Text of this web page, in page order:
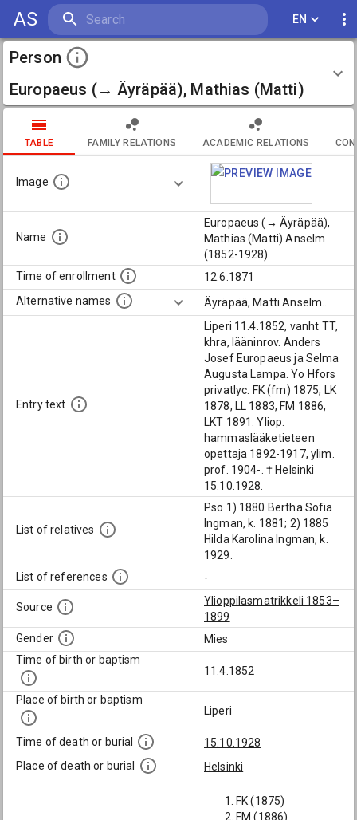
AS EN
Person
Europaeus (→ Äyräpää), Mathias (Matti)
Anselm (1852-1928)
TABLE FAMILY RELATIONS ACADEMIC RELATIONS
Image
Name
Europaeus (→ Äyräpää),
Mathias (Matti) Anselm
(1852-1928)
Time of enrollment
12.6.1871
Alternative names
Äyräpää, Matti Anselm
Entry text
Liperi 11.4.1852, vanht TT,
khra, lääninrov. Anders
Josef Europaeus ja Selma
Augusta Lampa. Yo Hfors
privatlyc. FK (fm) 1875, LK
1878, LL 1883, FM 1886,
LKT 1891. Yliop.
hammaslääketieteen
opettaja 1892-1917, ylim.
prof. 1904-. † Helsinki
15.10.1928.
List of relatives
Pso 1) 1880 Bertha Sofia
Ingman, k. 1881; 2) 1885
Hilda Karolina Ingman, k.
1929.
List of references
-
Source
Ylioppilasmatrikkeli 1853–
1899
Gender
Mies
Time of birth or baptism
11.4.1852
Place of birth or baptism
Liperi
Time of death or burial
15.10.1928
Place of death or burial
Helsinki
FK (1875)
FM (1886)